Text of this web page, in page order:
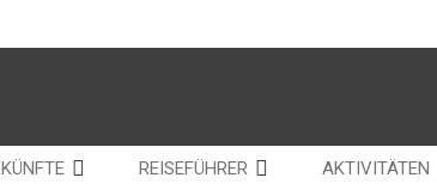
REISEFÜHRER AKTIVITÄTEN
Pensionen Ferienwohnungen Zillertal